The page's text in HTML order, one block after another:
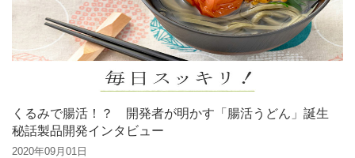
くるみで腸活！？ 開発者が明かす「腸活うどん」誕生
秘話製品開発インタビュー
2020年09月01日